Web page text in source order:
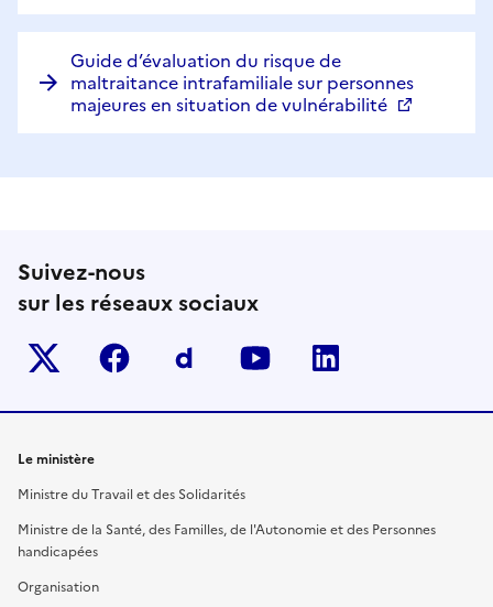
Guide d’évaluation du risque de
maltraitance intrafamiliale sur personnes
majeures en situation de vulnérabilité
Suivez-nous
sur les réseaux sociaux
Twitter-x facebook Dailymotion
youtube
Le ministère
Ministre du Travail et des Solidarités
Ministre de la Santé, des Familles, de l'Autonomie et des Personnes
handicapées
Organisation